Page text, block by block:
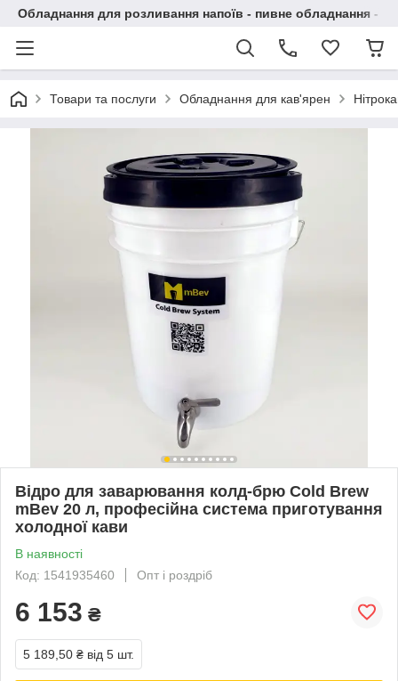
Обладнання для розливання напоїв - пивне обладнання - в
Товари та послуги Обладнання для кав'ярен
Відро для заварювання колд-брю Cold Brew
mBev 20 л, професійна система приготування
холодної кави
В наявності
Код: 1541935460
Опт і роздріб
6 153 ₴
5 189,50 ₴ від 5 шт.